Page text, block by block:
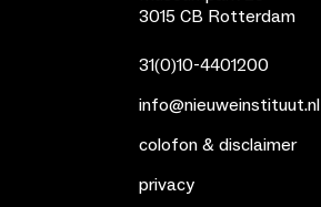
3015 CB Rotterdam
31(0)10-4401200
info@nieuweinstituut.nl
colofon & disclaimer
privacy